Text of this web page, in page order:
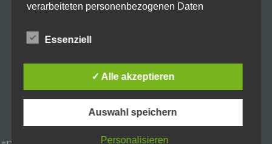
Der grüne ganz oben beherrscht Quick Charge 3.0
der obere USB C Port beherrscht Power Delivery zum
Zum Bestpreis
verarbeiteten personenbezogenen Daten
mittels dieser Datenschutzerklärung über die ihnen
zustehenden Rechte aufgeklärt.
zahlreiche technische und organisatorische
Maßnahmen umgesetzt, um einen möglichst
verarbeiteten personenbezogenen Daten
Datenübertragungen grundsätzlich
Essenziell
✓ Alle akzeptieren
Auswahl speichern
Personalisieren